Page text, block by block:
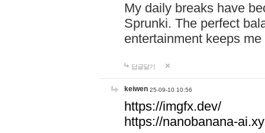
My daily breaks have
Sprunki. The perfect
entertainment keeps
답글달기
keiwen 25-09-10 10:56
https://imgfx.dev/
https://nanobanana-